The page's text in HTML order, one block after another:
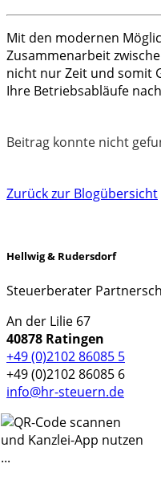
Mit den modernen
Zusammenarbeit
nicht nur Zeit und somit
Ihre Betriebsabläufe
Beitrag konnte nicht
Zurück zur Blogübersicht
Hellwig & Rudersdorf
Steuerberater
An der Lilie 67
40878 Ratingen
+49 (0)2102 86085 5
+49 (0)2102 86085 6
info@hr-steuern.de